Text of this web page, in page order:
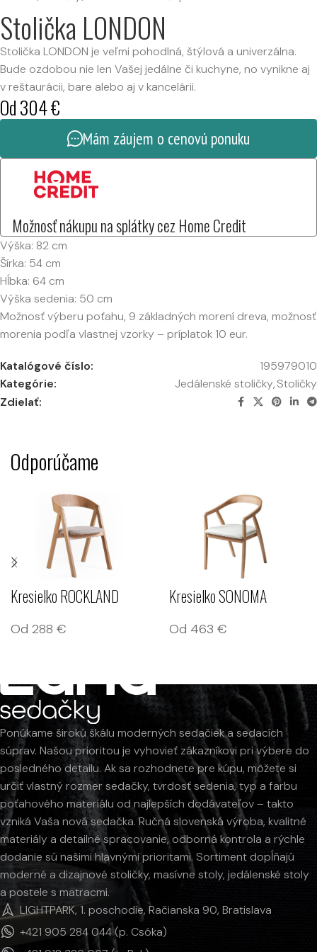
Stolička LONDON
Stolička LONDON je veľmi pohodlná, štýlová a univerzálna.
Bude ozdobou nie len Vašej jedálne či kuchyne, no vynikne aj
v reštaurácii, bare alebo aj v kancelárii.
Od304€
Mám záujem o cenovú ponuku
Možnosť nákupu na splátky cez Home Credit
Výška: 82 cm
Šírka: 54 cm
Hĺbka: 64 cm
Výška sedenia: 50 cm
Možnosť výberu poťahu, 9 základných morení dreva, možnosť
morenia podľa vlastnej vzorky – príplatok 10 eur.
Katalógové číslo:
195979010
Kategórie:
Jedálenské stoličky,Stoličky
Zdielať:
Odporúčame
Kresielko ROCKLAND
Od 288 €
Kresielko SONOMA
Od 463 €
Ponúkame širokú škálu moderných sedačiek a sedacích
súprav. Našou prioritou je vyhovieť zákazníkovi pri výbere do
posledného detailu. Ak sa rozhodnete pre kúpu, môžete si
určiť vlastný rozmer sedačky, tvrdosť sedenia, typ a farbu
poťahového materiálu od najlepších dodávateľov – takto
vzniká Vaša nová sedačka. Ručná slovenská výroba, kvalitné
materiály a detailné spracovanie, odborná kontrola a rýchle
dodanie sú našimi hlavnými prioritami. Sortiment dopĺňajú
moderné a dizajnové stoličky, masívne stoly, jedálenské stoly
a postele s matracmi.
LIGHTPARK, 1. poschodie, Račianska 90, Bratislava
+421 905 284 044 (p. Csóka)